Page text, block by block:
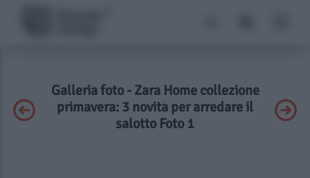
Galleria foto - Zara Home collezione
primavera: 3 novità per arredare il
salotto Foto 1